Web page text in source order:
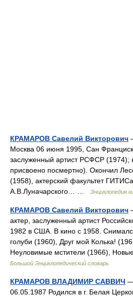
КРАМАРОВ Савелий Викторович
Москва 06 июня 1995, Сан
заслуженный артист РСФСР (1974);
присвоено посмертно). Окончил
(1958), актерский факультет
А.В.Луначарского… …
Энциклопедия
КРАМАРОВ Савелий Викторович
актер, заслуженный артист
1982 в США. В кино с 1958.
голуби (1960), Друг мой Колька!
Неуловимые мстители (1966),
Большой Энциклопедический словарь
КРАМАРОВ ВЛАДИМИР САВВИЧ —
06.05.1987 Родился в г. Белая